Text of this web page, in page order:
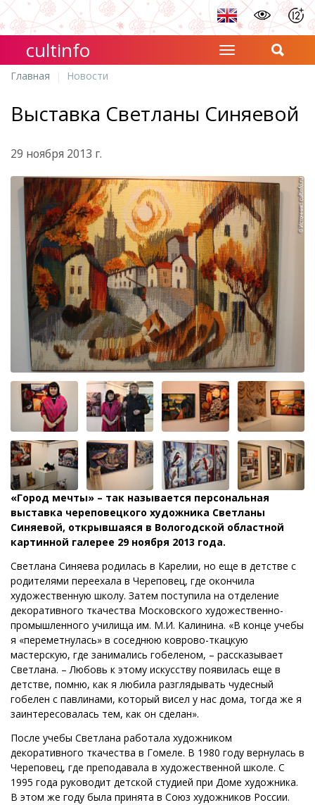
cultinfo
Главная Новости
Выставка Светланы Синяевой
29 ноября 2013 г.
«Город мечты» – так называется персональная
выставка череповецкого художника Светланы
Синяевой, открывшаяся в Вологодской областной
картинной галерее 29 ноября 2013 года.
Светлана Синяева родилась в Карелии, но еще в детстве с
родителями переехала в Череповец, где окончила
художественную школу. Затем поступила на отделение
декоративного ткачества Московского художественно-
промышленного училища им. М.И. Калинина. «В конце учебы
я «переметнулась» в соседнюю коврово-ткацкую
мастерскую, где занимались гобеленом, – рассказывает
Светлана. – Любовь к этому искусству появилась еще в
детстве, помню, как я любила разглядывать чудесный
гобелен с павлинами, который висел у нас дома, тогда же я
заинтересовалась тем, как он сделан».
После учебы Светлана работала художником
декоративного ткачества в Гомеле. В 1980 году вернулась в
Череповец, где преподавала в художественной школе. С
1995 года руководит детской студией при Доме художника.
В этом же году была принята в Союз художников России.